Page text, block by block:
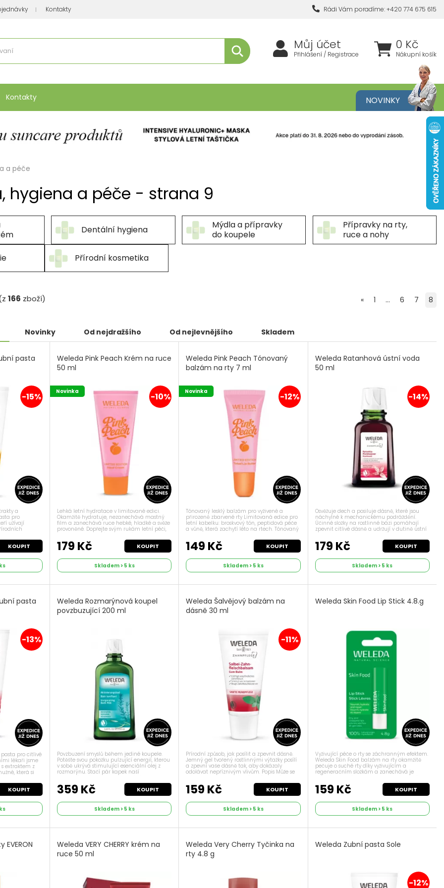
Kontakty Rádi Vám poradíme: +420 774 675 615
0 Kč
Nákupní košík
Můj účet
Přihlášení / Registrace
Kontakty NOVINKY
a péče
hygiena a péče - strana 9
Dentální hygiena
Mýdla a přípravky
do koupele
Přípravky na rty,
ruce a nohy
Přírodní kosmetika
« 1 ... 6 7 8
166 zboží)
Novinky Od nejdražšího Od nejlevnějšího Skladem
pasta
-15%
a
pro
užívají
Svěží dech
KOUPIT
Weleda Pink Peach Krém na ruce
50 ml
-10%
Novinka
Lehká letní hydratace v limitované edici.
Okamžitě hydratuje, nezanechává mastný
film a zanechává ruce hebké, hladké a svěže
provoněné. Dopřejte svým rukám letní péči,
která je lehká, svěží a přitom účinná. Pink
Peach Krém na ruce se okamžitě...
179 Kč KOUPIT
Skladem > 5 ks
Weleda Pink Peach Tónovaný
balzám na rty 7 ml
-12%
Novinka
Tónovaný lesklý balzám pro vyživené a
přirozeně zbarvené rty Limitovaná edice pro
letní kabelku: broskvový tón, peptidová péče
a vůně, která zachytí léto na rtech. Tónovaný
balzám v jemném broskvově-růžovém
odstínu s meruňkovým a ricinový olejem...
149 Kč KOUPIT
Skladem > 5 ks
Weleda Ratanhová ústní voda
50 ml
-14%
Osvěžuje dech a posiluje dásně, které jsou
náchylné k mechanickému podráždění.
Účinné složky na rostlinné bázi pomáhají
zpevnit citlivé dásně a udržují v dutině ústní
zdravé prostředí. Popis Nepříjemnou chuť v
ústech a špatný dech asi zná každý...
179 Kč KOUPIT
Skladem > 5 ks
pasta
-13%
pro citlivé
lékaři jsme
extraktem z
která si
KOUPIT
Weleda Rozmarýnová koupel
povzbuzující 200 ml
Povzbuzení smyslů během jediné koupele.
Potěšte svou pokožku pulzující energií, kterou
v sobě ukrývá stimulující esenciální olej z
rozmarýnu. Stačí pár kapek naší
Rozmarýn je pro svou schopnost odolat...
359 Kč KOUPIT
Skladem > 5 ks
Weleda Šalvějový balzám na
dásně 30 ml
-11%
Přírodní způsob, jak posílit a zpevnit dásně.
Jemný gel tvořený rostlinnými výtažky posílí
a zpevní vaše dásně tak, aby dokázaly
odolávat nepříznivým vlivům. Popis Může se
důvodů úplně ve formě. A...
159 Kč KOUPIT
Skladem > 5 ks
Weleda Skin Food Lip Stick 4.8.g
Vyživující péče o rty se záchranným efektem.
Weleda Skin Food balzám na rty okamžitě
pečuje o suché rty díky vyživujícím a
regeneračním složkám a zanechává je
a suchými rty! Weleda Skin Food balzám na...
159 Kč KOUPIT
Skladem > 5 ks
Weleda VERY CHERRY krém na
ruce 50 ml
Weleda Very Cherry Tyčinka na
rty 4.8 g
Weleda Zubní pasta Sole
-12%